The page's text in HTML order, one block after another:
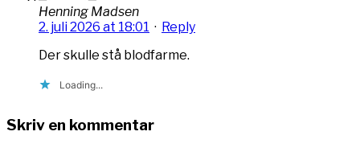
Henning Madsen
2. juli 2026 at 18:01 · Reply
Der skulle stå blodfarme.
Loading...
Skriv en kommentar